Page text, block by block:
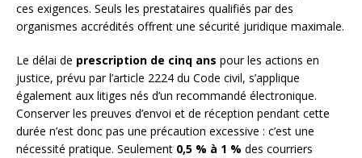
ces exigences. Seuls les prestataires qualifiés par des
organismes accrédités offrent une sécurité juridique maximale.
Le délai de prescription de cinq ans pour les actions en
justice, prévu par l’article 2224 du Code civil, s’applique
également aux litiges nés d’un recommandé électronique.
Conserver les preuves d’envoi et de réception pendant cette
durée n’est donc pas une précaution excessive : c’est une
nécessité pratique. Seulement 0,5 % à 1 % des courriers